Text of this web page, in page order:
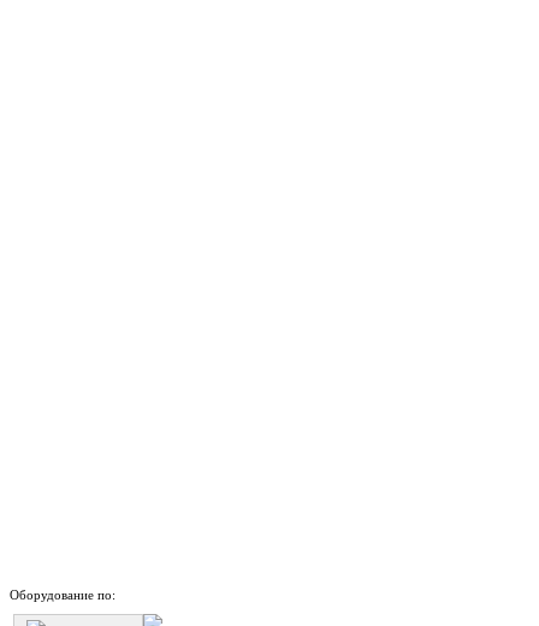
Оборудование по: